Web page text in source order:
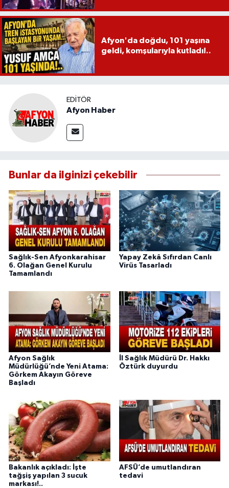
Afyon'da doğdu, 101 yaşına
geldi, komşularıyla kutladı!..
EDITÖR
Afyon Haber
Bunlar da ilginizi çekebilir
Sağlık-Sen Afyonkarahisar
6. Olağan Genel Kurulu
Tamamlandı
Yapay Zekâ Sıfırdan Canlı
Virüs Tasarladı
Afyon Sağlık
Müdürlüğü’nde Yeni Atama:
Görkem Akayın Göreve
Başladı
İl Sağlık Müdürü Dr. Hakkı
Öztürk duyurdu
Bakanlık açıkladı: İşte
tağşiş yapılan 3 sucuk
markası!..
AFSÜ’de umutlandıran
tedavi